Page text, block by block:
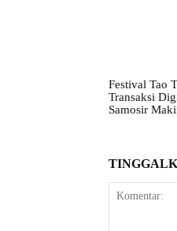
Festival Tao
Transaksi
Samosir